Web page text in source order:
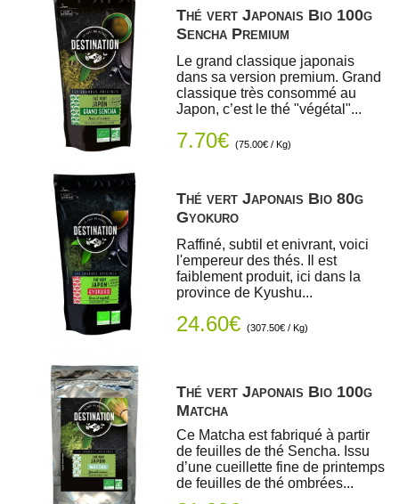
Thé vert Japonais Bio 100g
Sencha Premium
Le grand classique japonais
dans sa version premium. Grand
classique très consommé au
Japon, c’est le thé "végétal"...
7.70€ (75.00€ / Kg)
Thé vert Japonais Bio 80g
Gyokuro
Raffiné, subtil et enivrant, voici
l'empereur des thés. Il est
faiblement produit, ici dans la
province de Kyushu...
24.60€ (307.50€ / Kg)
Thé vert Japonais Bio 100g
Matcha
Ce Matcha est fabriqué à partir
de feuilles de thé Sencha. Issu
d’une cueillette fine de printemps
de feuilles de thé ombrées...